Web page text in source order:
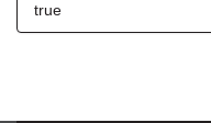
true